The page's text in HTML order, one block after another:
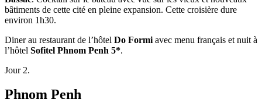
bâtiments de cette cité en pleine expansion. Cette croisière dure
environ 1h30.
Diner au restaurant de l’hôtel Do Formi avec menu français et nuit à
l’hôtel Sofitel Phnom Penh 5*.
Jour 2.
Phnom Penh